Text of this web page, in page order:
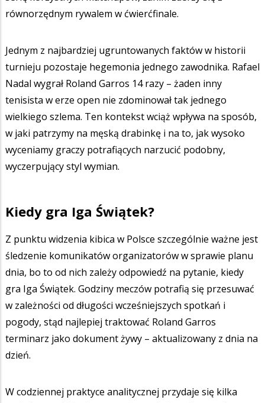
równorzędnym rywalem w ćwierćfinale.
Jednym z najbardziej ugruntowanych faktów w historii
turnieju pozostaje hegemonia jednego zawodnika. Rafael
Nadal wygrał Roland Garros 14 razy – żaden inny
tenisista w erze open nie zdominował tak jednego
wielkiego szlema. Ten kontekst wciąż wpływa na sposób,
w jaki patrzymy na męską drabinkę i na to, jak wysoko
wyceniamy graczy potrafiących narzucić podobny,
wyczerpujący styl wymian.
Kiedy gra Iga Świątek?
Z punktu widzenia kibica w Polsce szczególnie ważne jest
śledzenie komunikatów organizatorów w sprawie planu
dnia, bo to od nich zależy odpowiedź na pytanie, kiedy
gra Iga Świątek. Godziny meczów potrafią się przesuwać
w zależności od długości wcześniejszych spotkań i
pogody, stąd najlepiej traktować Roland Garros
terminarz jako dokument żywy – aktualizowany z dnia na
dzień.
W codziennej praktyce analitycznej przydaje się kilka